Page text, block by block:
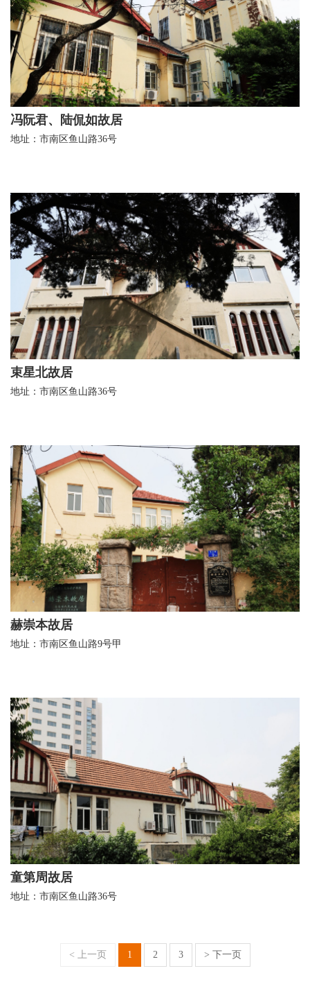
冯阮君、陆侃如故居
地址：市南区鱼山路36号
束星北故居
地址：市南区鱼山路36号
赫崇本故居
地址：市南区鱼山路9号甲
童第周故居
地址：市南区鱼山路36号
< 上一页 1 2 3 > 下一页